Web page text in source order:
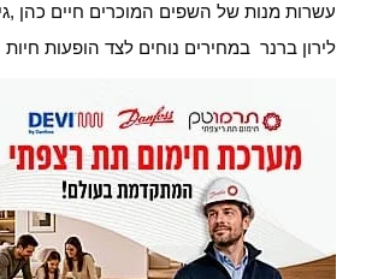
עשרות מנות של השפים המוכרים חיים כהן
לירון ברנר במחירים נוחים לצד הופעות חיות